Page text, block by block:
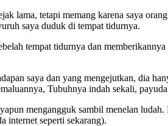
lama, tetapi memang karena saya
saya duduk di tempat tidurnya.
tempat tidurnya dan
saya dan yang mengejutkan, dia
Tubuhnya indah sekali,
mengangguk sambil menelan
internet seperti sekarang).